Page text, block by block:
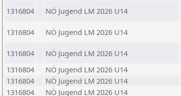
1316804 NÖ Jugend LM 2026 U14
1316804 NÖ Jugend LM 2026 U14
1316804 NÖ Jugend LM 2026 U14
1316804
NÖ Jugend LM 2026 U14
1316804
NÖ Jugend LM 2026 U14
1316804
NÖ Jugend LM 2026 U14